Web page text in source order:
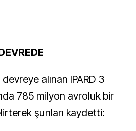
alınan IPARD 3
785 milyon avroluk bir
şunları kaydetti: